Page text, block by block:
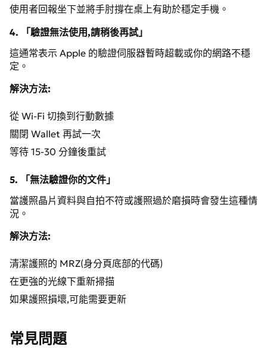
使用者回報坐下並將手肘撐在桌上有助於穩定手機。
4. 「驗證無法使用,請稍後再試」
這通常表示 Apple 的驗證伺服器暫時超載或你的網路不穩
定。
解決方法:
從 Wi-Fi 切換到行動數據
關閉 Wallet 再試一次
等待 15-30 分鐘後重試
5. 「無法驗證你的文件」
當護照晶片資料與自拍不符或護照過於磨損時會發生這種情
況。
解決方法:
清潔護照的 MRZ(身分頁底部的代碼)
在更強的光線下重新掃描
如果護照損壞,可能需要更新
常見問題